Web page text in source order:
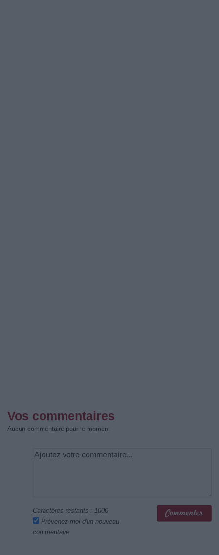
Vos commentaires
Aucun commentaire pour le moment
Caractères restants : 1000
Prévenez-moi d'un nouveau
commentaire